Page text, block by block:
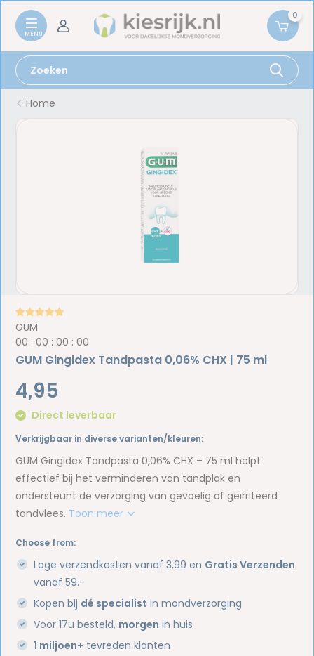
0
Home
GUM
00 :00 :00 :00
GUM Gingidex Tandpasta 0,06% CHX | 75 ml
4,95
Direct leverbaar
Verkrijgbaar in diverse varianten/kleuren:
GUM Gingidex Tandpasta 0,06% CHX – 75 ml helpt
effectief bij het verminderen van tandplak en
ondersteunt de verzorging van gevoelig of geïrriteerd
tandvlees. Toon meer
Choose from:
Lage verzendkosten vanaf 3,99 en Gratis Verzenden
vanaf 59.-
Kopen bij dé specialist in mondverzorging
Voor 17u besteld, morgen in huis
1 miljoen+ tevreden klanten